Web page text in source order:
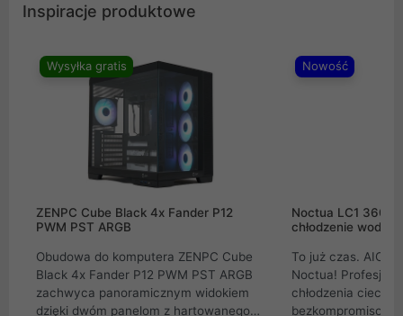
Inspiracje produktowe
Wysyłka gratis
ZENPC Cube Black 4x Fander P12
PWM PST ARGB
Obudowa do komputera ZENPC Cube
Black 4x Fander P12 PWM PST ARGB
zachwyca panoramicznym widokiem
dzięki dwóm panelom z hartowanego
Nowość
Noctua LC1
chłodzenie wodne
To już czas. AIO
Noctua!
chłodzenia cieczą